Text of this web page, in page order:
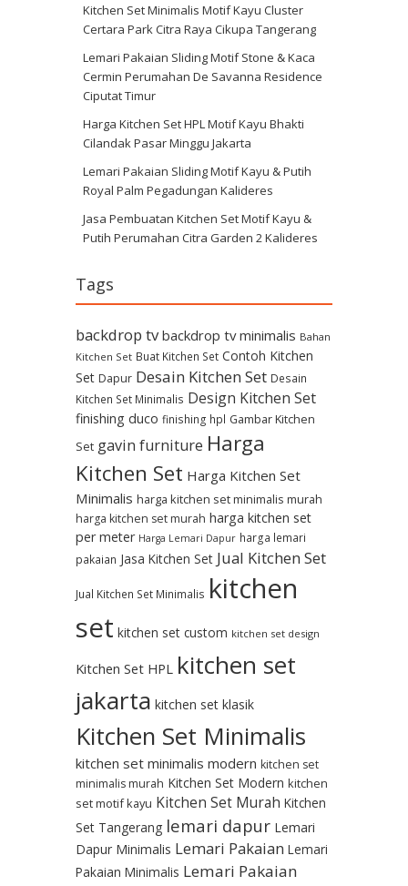
Kitchen Set Minimalis Motif Kayu Cluster
Certara Park Citra Raya Cikupa Tangerang
Lemari Pakaian Sliding Motif Stone & Kaca
Cermin Perumahan De Savanna Residence
Ciputat Timur
Harga Kitchen Set HPL Motif Kayu Bhakti
Cilandak Pasar Minggu Jakarta
Lemari Pakaian Sliding Motif Kayu & Putih
Royal Palm Pegadungan Kalideres
Jasa Pembuatan Kitchen Set Motif Kayu &
Putih Perumahan Citra Garden 2 Kalideres
Tags
backdrop tv backdrop tv minimalis Bahan
Kitchen Set Buat Kitchen Set Contoh Kitchen
Set Dapur Desain Kitchen Set Desain
Kitchen Set Minimalis Design Kitchen Set
finishing duco finishing hpl Gambar Kitchen
Set gavin furniture Harga
Kitchen Set Harga Kitchen Set
Minimalis harga kitchen set minimalis murah
harga kitchen set murah harga kitchen set
per meter Harga Lemari Dapur harga lemari
pakaian Jasa Kitchen Set Jual Kitchen Set
Jual Kitchen Set Minimalis kitchen
set kitchen set custom kitchen set design
Kitchen Set HPL kitchen set
jakarta kitchen set klasik
Kitchen Set Minimalis
kitchen set minimalis modern kitchen set
minimalis murah Kitchen Set Modern kitchen
set motif kayu Kitchen Set Murah Kitchen
Set Tangerang lemari dapur Lemari
Dapur Minimalis Lemari Pakaian Lemari
Pakaian Minimalis Lemari Pakaian